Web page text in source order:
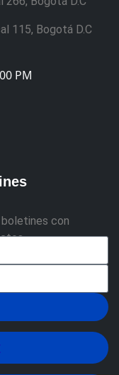
115, Bogotá D.C
PM
con